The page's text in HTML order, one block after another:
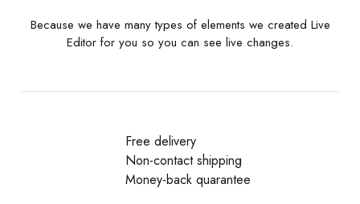
Because we have many types of elements we created Live
Editor for you so you can see live changes.
Free delivery
Non-contact shipping
Money-back quarantee